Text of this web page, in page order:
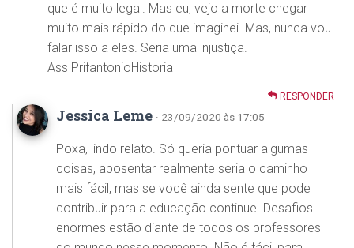
que é muito legal. Mas eu, vejo a morte chegar
muito mais rápido do que imaginei. Mas, nunca vou
falar isso a eles. Seria uma injustiça.
Ass PrifantonioHistoria
RESPONDER
Jessica Leme · 23/09/2020 às 17:05
Poxa, lindo relato. Só queria pontuar algumas
coisas, aposentar realmente seria o caminho
mais fácil, mas se você ainda sente que pode
contribuir para a educação continue. Desafios
enormes estão diante de todos os professores